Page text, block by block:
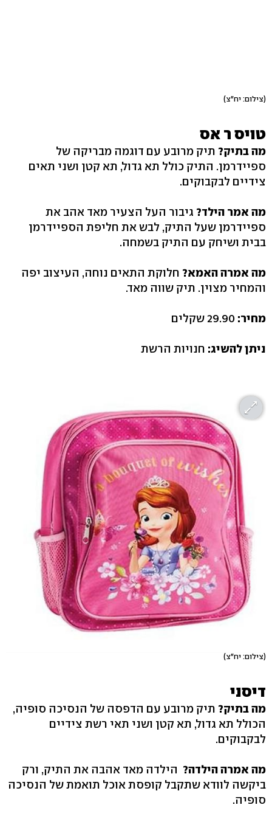
(צילום: יח"צ)
טויס ר אס
מה בתיק? תיק מרובע עם דוגמה מבריקה של
ספיידרמן. התיק כולל תא גדול, תא קטן ושני תאים
צידיים לבקבוקים.
מה אמר הילד? גיבור העל הצעיר מאד אהב את
ספיידרמן שעל התיק, לבש את חליפת הספיידרמן
בבית ושיחק עם התיק בשמחה.
מה אמרה האמא? חלוקת התאים נוחה, העיצוב יפה
והמחיר מצוין. תיק שווה מאד.
מחיר:
ניתן להשיג: חנויות הרשת
(צילום: יח"צ)
דיסני
מה בתיק? תיק מרובע עם הדפסה של הנסיכה סופיה,
הכולל תא גדול, תא קטן ושני תאי רשת צידיים
לבקבוקים.
מה אמרה הילדה? הילדה מאד אהבה את התיק, ורק
ביקשה לוודא שתקבל קופסת אוכל תואמת של הנסיכה
סופיה.